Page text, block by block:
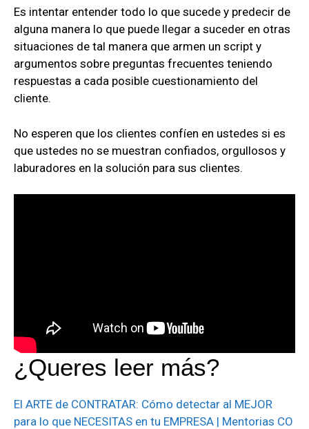
Es intentar entender todo lo que sucede y predecir de
alguna manera lo que puede llegar a suceder en otras
situaciones de tal manera que armen un script y
argumentos sobre preguntas frecuentes teniendo
respuestas a cada posible cuestionamiento del
cliente.
No esperen que los clientes confíen en ustedes si es
que ustedes no se muestran confiados, orgullosos y
laburadores en la solución para sus clientes.
¿Queres leer más?
El ARTE de CONTRATAR: Cómo detectar al MEJOR
para lo que NECESITAS en tu EMPRESA | Mentorias CO